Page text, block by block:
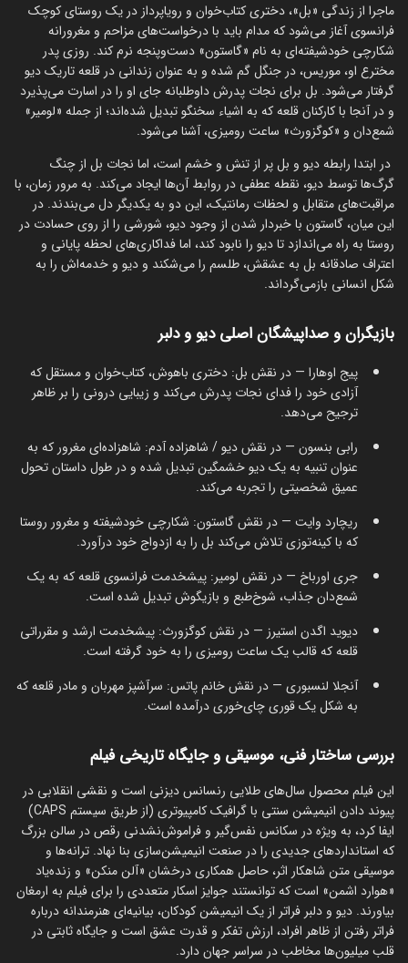
ماجرا از زندگی «بل»، دختری کتاب‌خوان و رویاپرداز در یک روستای کوچک
فرانسوی آغاز می‌شود که مدام باید با درخواست‌های مزاحم و مغرورانه
شکارچی خودشیفته‌ای به نام «گاستون» دست‌وپنجه نرم کند. روزی پدر
مخترع او، موریس، در جنگل گم شده و به عنوان زندانی در قلعه تاریک دیو
گرفتار می‌شود. بل برای نجات پدرش داوطلبانه جای او را در اسارت می‌پذیرد
و در آنجا با کارکنان قلعه که به اشیاء سخنگو تبدیل شده‌اند؛ از جمله «لومیر»
شمع‌دان و «کوگزورث» ساعت رومیزی، آشنا می‌شود.
در ابتدا رابطه دیو و بل پر از تنش و خشم است، اما نجات بل از چنگ
گرگ‌ها توسط دیو، نقطه عطفی در روابط آن‌ها ایجاد می‌کند. به مرور زمان، با
مراقبت‌های متقابل و لحظات رمانتیک، این دو به یکدیگر دل می‌بندند. در
این میان، گاستون با خبردار شدن از وجود دیو، شورشی را از روی حسادت در
روستا به راه می‌اندازد تا دیو را نابود کند، اما فداکاری‌های لحظه پایانی و
اعتراف صادقانه بل به عشقش، طلسم را می‌شکند و دیو و خدمه‌اش را به
شکل انسانی بازمی‌گرداند.
بازیگران و صداپیشگان اصلی دیو و دلبر
پیج اوهارا — در نقش بل: دختری باهوش، کتاب‌خوان و مستقل که
آزادی خود را فدای نجات پدرش می‌کند و زیبایی درونی را بر ظاهر
ترجیح می‌دهد.
رابی بنسون — در نقش دیو / شاهزاده آدم: شاهزاده‌ای مغرور که به
عنوان تنبیه به یک دیو خشمگین تبدیل شده و در طول داستان تحول
عمیق شخصیتی را تجربه می‌کند.
ریچارد وایت — در نقش گاستون: شکارچی خودشیفته و مغرور روستا
که با کینه‌توزی تلاش می‌کند بل را به ازدواج خود درآورد.
جری اورباخ — در نقش لومیر: پیشخدمت فرانسوی قلعه که به یک
شمع‌دان جذاب، شوخ‌طبع و بازیگوش تبدیل شده است.
دیوید اگدن استیرز — در نقش کوگزورث: پیشخدمت ارشد و مقرراتی
قلعه که قالب یک ساعت رومیزی را به خود گرفته است.
آنجلا لنسبوری — در نقش خانم پاتس: سرآشپز مهربان و مادر قلعه که
به شکل یک قوری چای‌خوری درآمده است.
بررسی ساختار فنی، موسیقی و جایگاه تاریخی فیلم
این فیلم محصول سال‌های طلایی رنسانس دیزنی است و نقشی انقلابی در
پیوند دادن انیمیشن سنتی با گرافیک کامپیوتری (از طریق سیستم CAPS)
ایفا کرد، به ویژه در سکانس نفس‌گیر و فراموش‌نشدنی رقص در سالن بزرگ
که استانداردهای جدیدی را در صنعت انیمیشن‌سازی بنا نهاد. ترانه‌ها و
موسیقی متن شاهکار اثر، حاصل همکاری درخشان «آلن منکن» و زنده‌یاد
«هوارد اشمن» است که توانستند جوایز اسکار متعددی را برای فیلم به ارمغان
بیاورند. دیو و دلبر فراتر از یک انیمیشن کودکان، بیانیه‌ای هنرمندانه درباره
فراتر رفتن از ظاهر افراد، ارزش تفکر و قدرت عشق است و جایگاه ثابتی در
قلب میلیون‌ها مخاطب در سراسر جهان دارد.